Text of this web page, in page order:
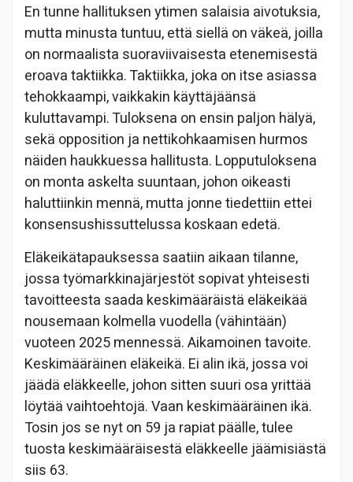
En tunne hallituksen ytimen salaisia aivotuksia,
mutta minusta tuntuu, että siellä on väkeä, joilla
on normaalista suoraviivaisesta etenemisestä
eroava taktiikka. Taktiikka, joka on itse asiassa
tehokkaampi, vaikkakin käyttäjäänsä
kuluttavampi. Tuloksena on ensin paljon hälyä,
sekä opposition ja nettikohkaamisen hurmos
näiden haukkuessa hallitusta. Lopputuloksena
on monta askelta suuntaan, johon oikeasti
haluttiinkin mennä, mutta jonne tiedettiin ettei
konsensushissuttelussa koskaan edetä.
Eläkeikätapauksessa saatiin aikaan tilanne,
jossa työmarkkinajärjestöt sopivat yhteisesti
tavoitteesta saada keskimääräistä eläkeikää
nousemaan kolmella vuodella (vähintään)
vuoteen 2025 mennessä. Aikamoinen tavoite.
Keskimääräinen eläkeikä. Ei alin ikä, jossa voi
jäädä eläkkeelle, johon sitten suuri osa yrittää
löytää vaihtoehtojä. Vaan keskimääräinen ikä.
Tosin jos se nyt on 59 ja rapiat päälle, tulee
tuosta keskimääräisestä eläkkeelle jäämisiästä
siis 63.